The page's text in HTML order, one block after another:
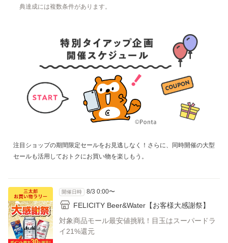
典達成には複数条件があります。
注目ショップの期間限定セールをお見逃しなく！さらに、同時開催の大型
セールも活用しておトクにお買い物を楽しもう。
開催日時 8/3 0:00〜
FELICITY Beer&Water【お客様大感謝祭】
対象商品モール最安値挑戦！目玉はスーパードラ
イ21%還元